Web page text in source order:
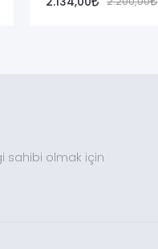
sahibi olmak için